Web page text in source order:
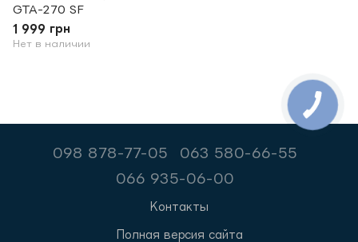
GTA-270 SF
1 999 грн
Нет в наличии
098 878-77-05
063 580-66-55
066 935-06-00
Контакты
Полная версия сайта